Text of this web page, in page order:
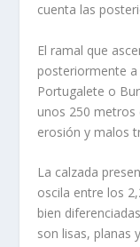
cuenta las
El ramal que
posteriormente a
Portugalete o
unos 250 metros
erosión y malos
La calzada
oscila entre los
bien
son lisas, planas